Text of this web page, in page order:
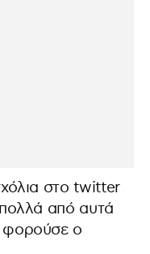
στο twitter
από αυτά
φορούσε ο